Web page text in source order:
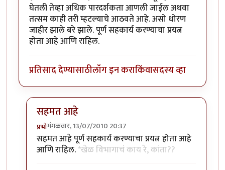
घेतली तेव्हा अधिक पारदर्शकता आणली जाईल अथवा
तत्सम काही तरी म्हटल्याचे आठवते आहे. असो धोरण
जाहीर झाले बरे झाले. पूर्ण सहकार्य करण्याचा प्रयत्न
होता आहे आणि राहिल.
प्रतिसाद देण्यासाठीलॉग इन कराकिंवासदस्य व्हा
सहमत आहे
प्रभोमंगळवार, 13/07/2010 20:37
In reply toत्याविषयीbyलंबूटांग
सहमत आहे पूर्ण सहकार्य करण्याचा प्रयत्न होता आहे
आणि राहिल.*खेळ विभागाचं काय रे, कांता??